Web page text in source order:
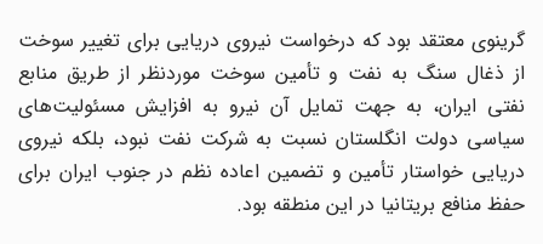
گرینوی معتقد بود که درخواست نیروی دریایی برای تغییر سوخت
از ذغال سنگ به نفت و تأمین سوخت موردنظر از طریق منابع
نفتی ایران، به جهت تمایل آن نیرو به افزایش مسئولیتهای
سیاسی دولت انگلستان نسبت به شرکت نفت نبود، بلکه نیروی
دریایی خواستار تأمین و تضمین اعاده نظم در جنوب ایران برای
حفظ منافع بریتانیا در این منطقه بود.